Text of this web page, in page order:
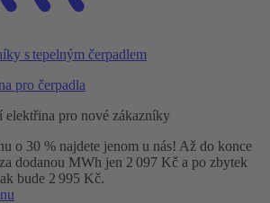
s tepelným čerpadlem
pro čerpadla
elektřina pro nové zákazníky
o 30 % najdete jenom u nás! Až do konce
dodanou MWh jen 2 097 Kč a po zbytek
bude 2 995 Kč.